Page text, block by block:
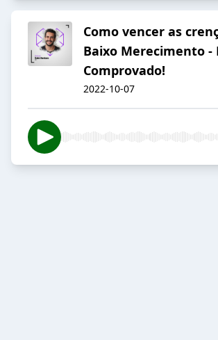
Como vencer as
Baixo Merecimento -
Comprovado!
2022-10-07